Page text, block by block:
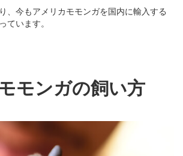
、今もアメリカモモンガを国内に輸入する
ています。
モンガの飼い方